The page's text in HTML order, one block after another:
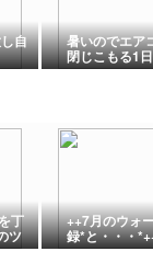
自 暑いのでエア
閉じこもる1日
丁
ツ
++7月のウォ
録*と・・・